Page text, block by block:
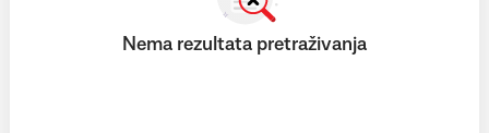
Nema rezultata pretraživanja